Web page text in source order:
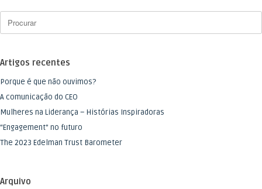
Artigos recentes
Porque é que não ouvimos?
A comunicação do CEO
Mulheres na Liderança – Histórias Inspiradoras
“Engagement” no futuro
The 2023 Edelman Trust Barometer
Arquivo